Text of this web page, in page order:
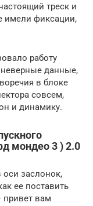
треск и
имели фиксации,
работу
данные,
в блоке
совсем,
и динамику.
мондео 3 ) 2.0
оси заслонок,
ее поставить
вам